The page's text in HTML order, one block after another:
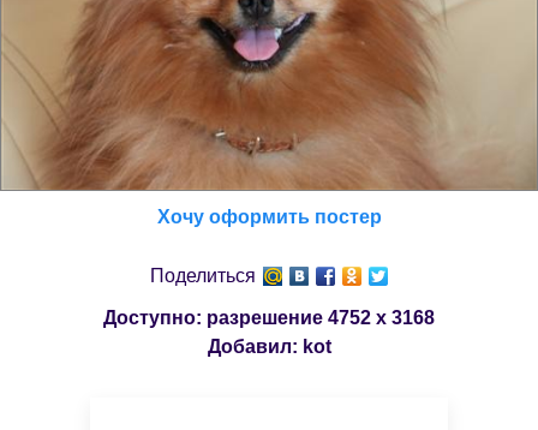
Хочу оформить постер
Поделиться
Доступно: разрешение 4752 x 3168
Добавил: kot